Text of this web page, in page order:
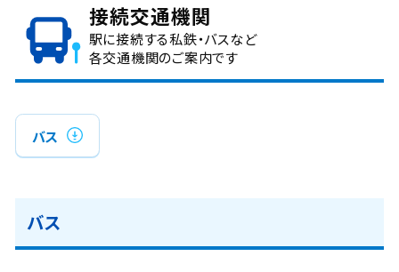
接続交通機関
駅に接続する私鉄・バスなど
各交通機関のご案内です
バス
バス